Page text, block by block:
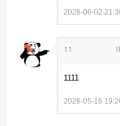
2026-06-02
11
1111
2026-05-16